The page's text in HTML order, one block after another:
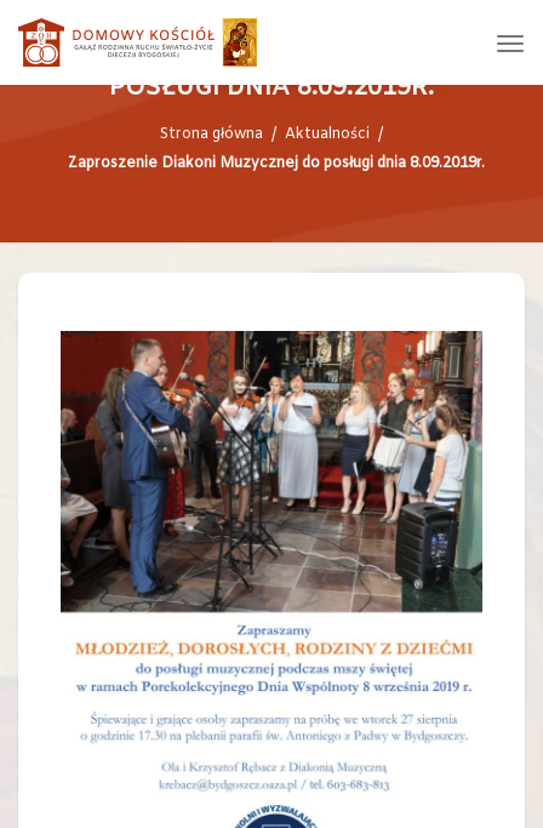
ZAPROSZENIE DIAKONI MUZYCZNEJ DO
POSŁUGI DNIA 8.09.2019R.
Strona główna / Aktualności /
Zaproszenie Diakoni Muzycznej do posługi dnia 8.09.2019r.